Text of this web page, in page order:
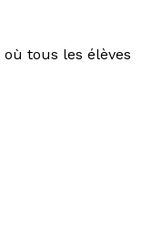
tous les élèves